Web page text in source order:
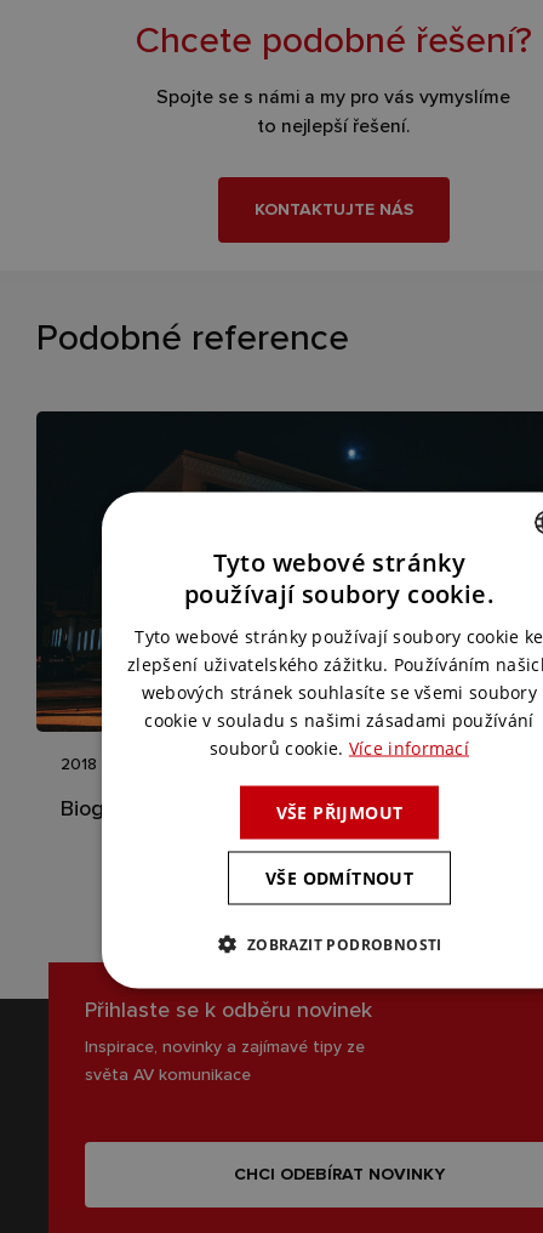
Chcete podobné řešení?
Spojte se s námi a my pro vás vymyslíme
to nejlepší řešení.
KONTAKTUJTE NÁS
Podobné reference
2018
Biograf Český Ráj
Přihlaste se k odběru novinek
Inspirace, novinky a zajímavé tipy ze
světa AV komunikace
CHCI ODEBÍRAT NOVINKY
ENGLISH
Tyto webové stránky
používají soubory cookie.
Tyto webové stránky používají soubory cookie ke
zlepšení uživatelského zážitku. Používáním
webových stránek souhlasíte se všemi soubory
cookie v souladu s našimi zásadami používání
souborů cookie. Více informací
VŠE PŘIJMOUT
VŠE ODMÍTNOUT
ZOBRAZIT PODROBNOSTI